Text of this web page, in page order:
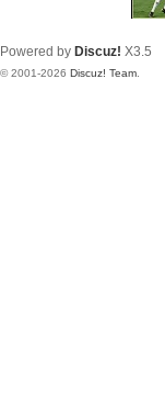
Powered by Discuz! X3.5
© 2001-2026 Discuz! Team